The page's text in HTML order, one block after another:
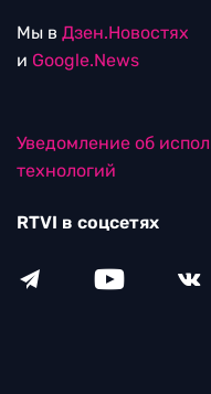
Мы в Дзен.Новостях
и Google.News
Уведомление об
технологий
RTVI в соцсетях